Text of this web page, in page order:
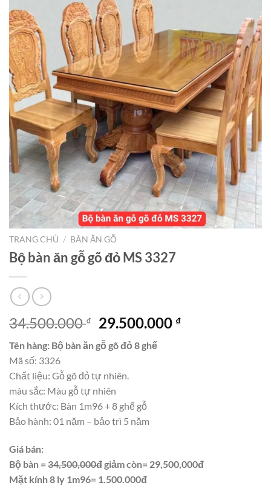
TRANG CHỦ / BÀN ĂN GỖ
Bộ bàn ăn gỗ gõ đỏ MS 3327
34.500.000₫
Giá
gốc
là:
29.500.000 ₫Giá
Tên hàng: Bộ bàn ăn gỗ gõ đỏ 8 ghế
Mã số: 3326
Chất liệu: Gỗ gõ đỏ tự nhiên.
màu sắc: Màu gỗ tự nhiên
Kích thước: Bàn 1m96 + 8 ghế gỗ
Bảo hành: 01 năm – bảo trì 5 năm
Giá bán:
Bộ bàn =34,500,000đgiảm còn= 29,500,000đ
Mặt kính 8 ly 1m96= 1.500.000đ